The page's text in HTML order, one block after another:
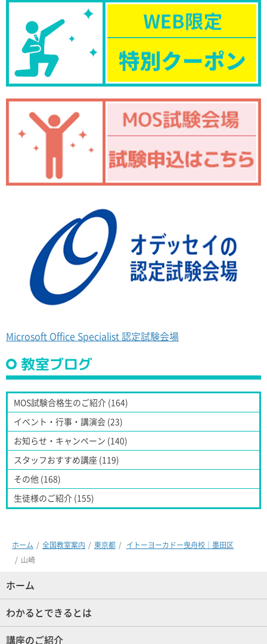
Microsoft Office Specialist 認定試験会場
教室ブログ
MOS試験合格生のご紹介 (164)
イベント・行事・講演会 (23)
お知らせ・キャンペーン (140)
スタッフおすすめ講座 (119)
その他 (168)
生徒様のご紹介 (155)
ホーム 全国教室案内 東京都
イトーヨーカドー曳舟校｜墨田区
山崎
ホーム
わかるとできるとは
講座のご紹介